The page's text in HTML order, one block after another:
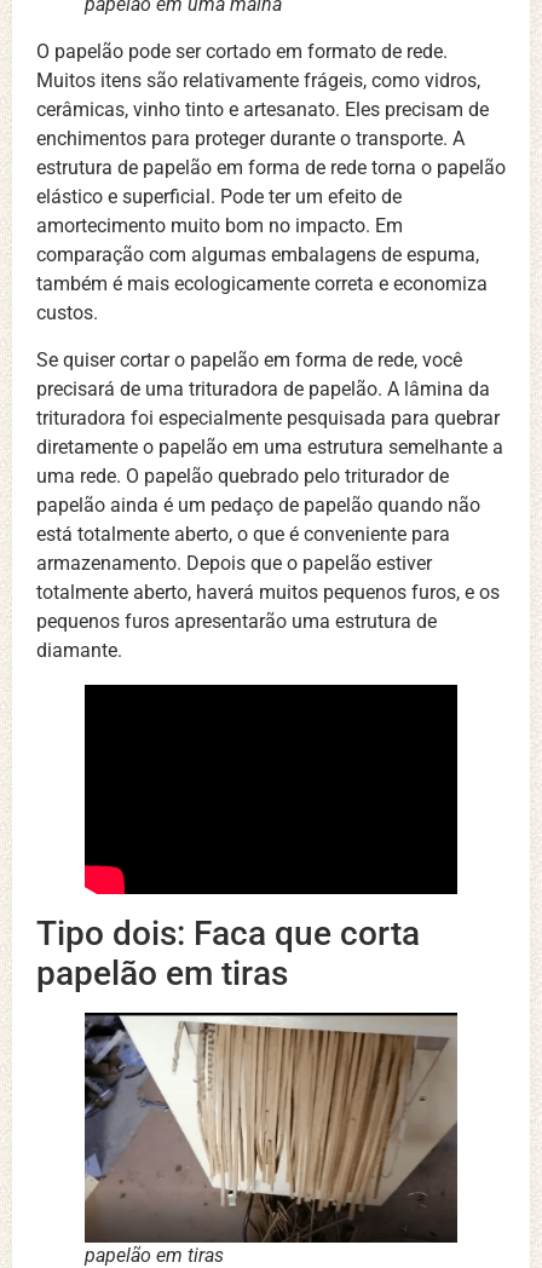
O papelão pode ser cortado em formato de rede.
Muitos itens são relativamente frágeis, como vidros,
cerâmicas, vinho tinto e artesanato. Eles precisam de
enchimentos para proteger durante o transporte. A
estrutura de papelão em forma de rede torna o papelão
elástico e superficial. Pode ter um efeito de
amortecimento muito bom no impacto. Em
comparação com algumas embalagens de espuma,
também é mais ecologicamente correta e economiza
custos.
Se quiser cortar o papelão em forma de rede, você
precisará de uma trituradora de papelão. A lâmina da
trituradora foi especialmente pesquisada para quebrar
diretamente o papelão em uma estrutura semelhante a
uma rede. O papelão quebrado pelo triturador de
papelão ainda é um pedaço de papelão quando não
está totalmente aberto, o que é conveniente para
armazenamento. Depois que o papelão estiver
totalmente aberto, haverá muitos pequenos furos, e os
pequenos furos apresentarão uma estrutura de
diamante.
Tipo dois: Faca que corta
papelão em tiras
papelão em tiras